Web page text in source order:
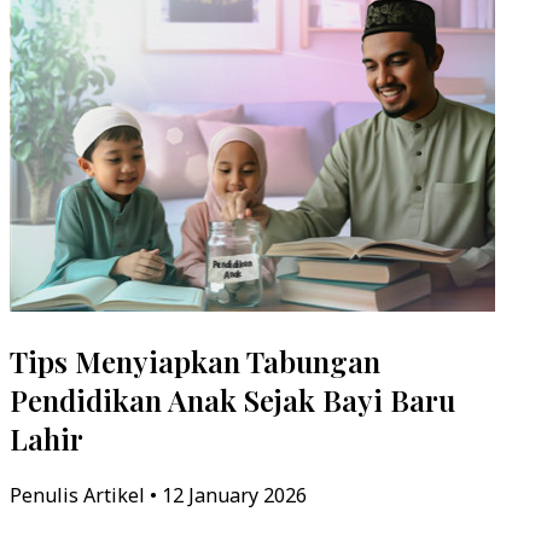
Tips Menyiapkan Tabungan
Pendidikan Anak Sejak Bayi Baru
Lahir
Penulis Artikel • 12 January 2026